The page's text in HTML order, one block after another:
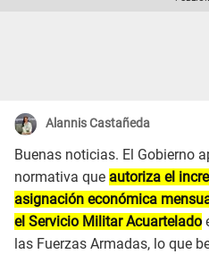
Alannis Castañeda
Buenas noticias. El Gobierno
normativa que autoriza el
asignación económica
el Servicio Militar Acuartelado
las Fuerzas Armadas, lo que